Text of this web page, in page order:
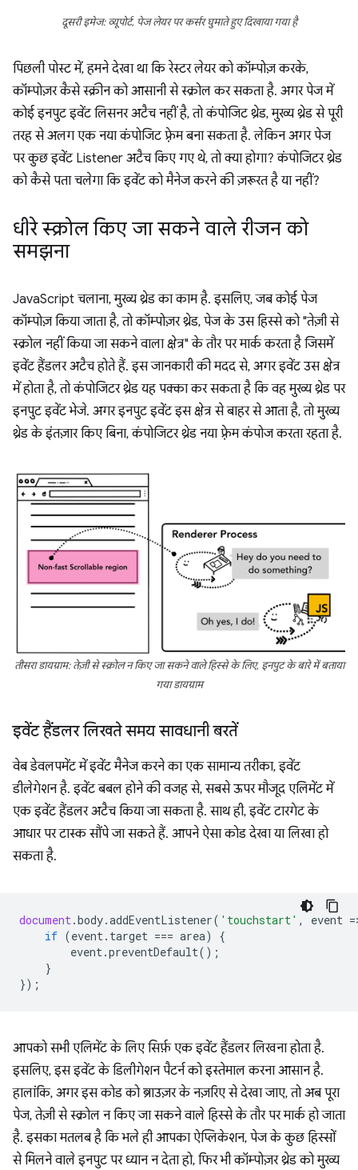
दूसरी इमेज: व्यूपोर्ट, पेज लेयर पर कर्सर घुमाते हुए दिखाया गया है
पिछली पोस्ट में, हमने देखा था कि रेस्टर लेयर को कॉम्पोज़ करके,
कॉम्पोज़र कैसे स्क्रीन को आसानी से स्क्रोल कर सकता है. अगर पेज में
कोई इनपुट इवेंट लिसनर अटैच नहीं है, तो कंपोजिट थ्रेड, मुख्य थ्रेड से पूरी
तरह से अलग एक नया कंपोजिट फ़्रेम बना सकता है. लेकिन अगर पेज
पर कुछ इवेंट Listener अटैच किए गए थे, तो क्या होगा? कंपोजिटर थ्रेड
को कैसे पता चलेगा कि इवेंट को मैनेज करने की ज़रूरत है या नहीं?
धीरे स्क्रोल किए जा सकने वाले रीजन को
समझना
JavaScript चलाना, मुख्य थ्रेड का काम है. इसलिए, जब कोई पेज
कॉम्पोज़ किया जाता है, तो कॉम्पोज़र थ्रेड, पेज के उस हिस्से को "तेज़ी से
स्क्रोल नहीं किया जा सकने वाला क्षेत्र" के तौर पर मार्क करता है जिसमें
इवेंट हैंडलर अटैच होते हैं. इस जानकारी की मदद से, अगर इवेंट उस क्षेत्र
में होता है, तो कंपोजिटर थ्रेड यह पक्का कर सकता है कि वह मुख्य थ्रेड पर
इनपुट इवेंट भेजे. अगर इनपुट इवेंट इस क्षेत्र से बाहर से आता है, तो मुख्य
थ्रेड के इंतज़ार किए बिना, कंपोजिटर थ्रेड नया फ़्रेम कंपोज करता रहता है.
तीसरा डायग्राम: तेज़ी से स्क्रोल न किए जा सकने वाले हिस्से के लिए, इनपुट के बारे में बताया
गया डायग्राम
इवेंट हैंडलर लिखते समय सावधानी बरतें
वेब डेवलपमेंट में इवेंट मैनेज करने का एक सामान्य तरीका, इवेंट
डीलेगेशन है. इवेंट बबल होने की वजह से, सबसे ऊपर मौजूद एलिमेंट में
एक इवेंट हैंडलर अटैच किया जा सकता है. साथ ही, इवेंट टारगेट के
आधार पर टास्क सौंपे जा सकते हैं. आपने ऐसा कोड देखा या लिखा हो
सकता है.
document.body.addEventListener( 'touchstart' , event =
if (event. target === area)
{
event.preventDefault();
}
});
आपको सभी एलिमेंट के लिए सिर्फ़ एक इवेंट हैंडलर लिखना होता है.
इसलिए, इस इवेंट के डिलीगेशन पैटर्न को इस्तेमाल करना आसान है.
हालांकि, अगर इस कोड को ब्राउज़र के नज़रिए से देखा जाए, तो अब पूरा
पेज, तेज़ी से स्क्रोल न किए जा सकने वाले हिस्से के तौर पर मार्क हो जाता
है. इसका मतलब है कि भले ही आपका ऐप्लिकेशन, पेज के कुछ हिस्सों
से मिलने वाले इनपुट पर ध्यान न देता हो, फिर भी कॉम्पोज़र थ्रेड को मुख्य